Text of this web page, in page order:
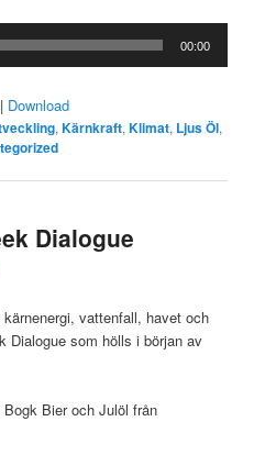
00:00
| Download
,Kärnkraft,Klimat, Ljus Öl,
Dialogue
vattenfall, havet och
Dialogue som hölls i början av
Bier och Julöl från